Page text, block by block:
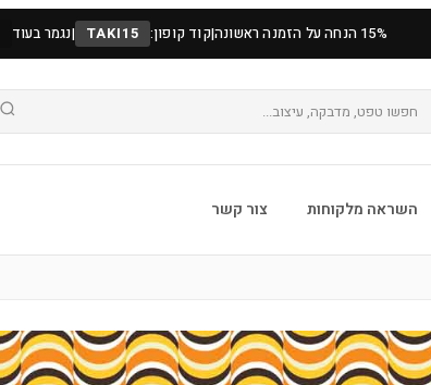
15% הנחה על הזמנה ראשונה |קוד קופון: TAKI15
|נגמר בעוד
השראה מלקוחות צור קשר